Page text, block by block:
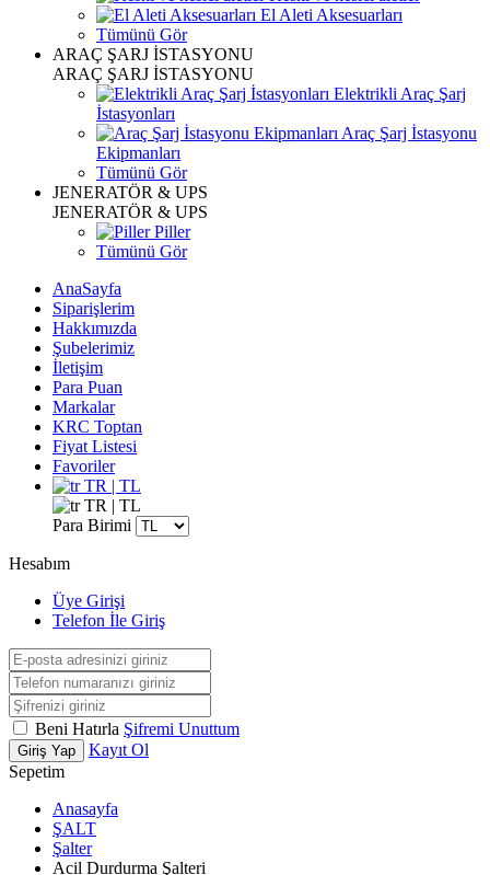
El Aleti Aksesuarları
Tümünü Gör
ARAÇ ŞARJ İSTASYONU
ARAÇ ŞARJ İSTASYONU
Elektrikli Araç Şarj
İstasyonları
Araç Şarj İstasyonu
Ekipmanları
Tümünü Gör
JENERATÖR & UPS
JENERATÖR & UPS
Piller
Tümünü Gör
AnaSayfa
Siparişlerim
Hakkımızda
Şubelerimiz
İletişim
Para Puan
Markalar
KRC Toptan
Fiyat Listesi
Favoriler
TR | TL
TR | TL
Para Birimi
Hesabım
Üye Girişi
Telefon İle Giriş
Beni Hatırla Şifremi Unuttum
Giriş Yap
Kayıt Ol
Sepetim
Anasayfa
ŞALT
Şalter
Acil Durdurma Şalteri